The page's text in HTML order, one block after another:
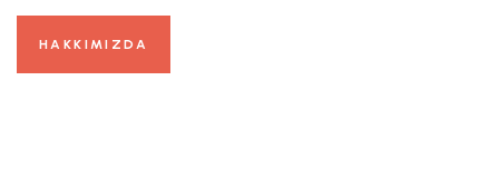
HAKKIMIZDA